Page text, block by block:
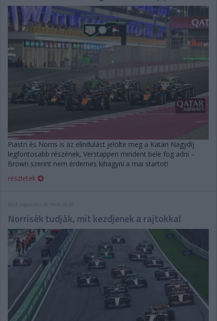
Piastri és Norris is az elindulást jelölte meg a Katari Nagydíj
legfontosabb részének, Verstappen mindent bele fog adni –
Brown szerint nem érdemes kihagyni a mai startot!
részletek
2024. augusztus 26. hétfő, 09:40
Norrisék tudják, mit kezdjenek a rajtokkal